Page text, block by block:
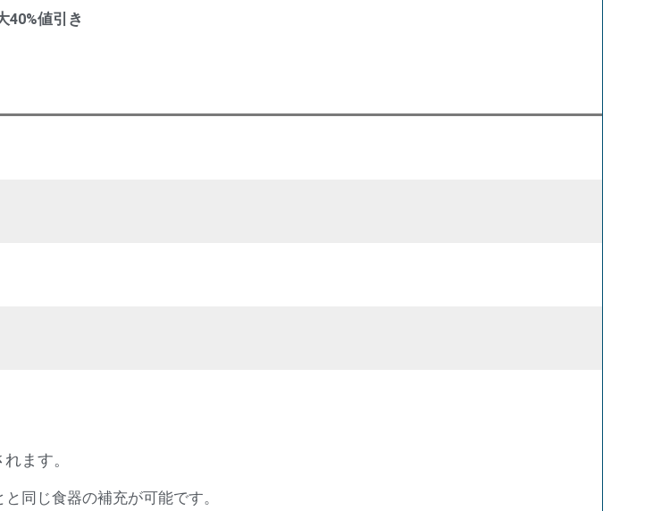
40%値引き
ます。
同じ食器の補充が可能です。